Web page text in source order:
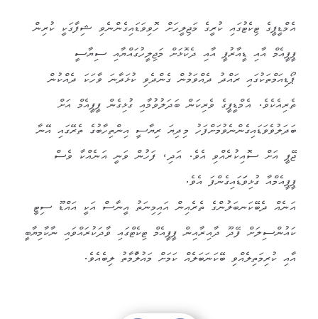
އެމްޑީޕީގެ ޓިކެޓުގައި ކުރީގެ މަޖިލީހަށް ހޮވިވަޑައިގެންނެވި ޝިފާގަކީ ކުރިން
ޕީޕީއެމް އާއި ޑީއާރުޕީ އާއި ދެކޮޅަށް މަޖިލީހުގައްޔާއި ސިޔާސީ
ޕޯޑިއަމްތަކުގައި ރައްދު ދެއްވަމުން ގެންދެވި ކުޅަދާނަ ވާހަކަ ދެއްކުން
ތެރިއެކެވެ. އެމްޑީޕީގެ ވެރިކަން ބަދަލުވުމާއި ގުޅިގެން ޕީޕީއެމް އަށް
ބަދަލުވެވަޑައިގެންނެވުމަށްފަހު މިދިޔަ ރިޔާސީ އިންތިހާބުގެ ތެރޭގައި އޭނާ
ޖޭޕީ އަށް ސޮއިކުރެއްވި އެވެ. އަދި، ފަހުން ވަނީ އަނެއްކާ ވެސް
ޕީޕީއެމްއާ ގުޅިވަަޑައިގެންފަ އެވެ.
އަނެއް ދެބޭކަނބަލުންގެ ތެރެއިން އައިމިނަތު އީނާސް އަކީ އައްޑޫ ސިޓީ
ކައުންސިލަށް ފޭދޫ ދާއިރާއިން ޕީޕީއެމް ޓިކެޓްގައި ވާދަކުރައްވައި ނާކާމިޔާބީ
އާއި ކުރިމަތިލެއްވި ބޭކަނަބަލެއް ކަމަށް މައުލާުމާތު ލިބެއެވެ.